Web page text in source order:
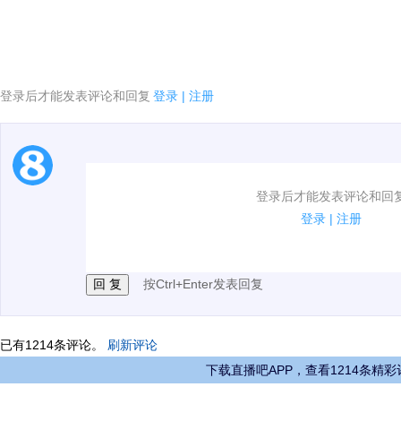
登录后才能发表评论和回复 登录 | 注册
登录后才能发表评论和回
登录 | 注册
1.电脑端新用户可以发表评论了！
按Ctrl+Enter发表回复
已有1214条评论。 刷新评论
下载直播吧APP，查看1214条精彩